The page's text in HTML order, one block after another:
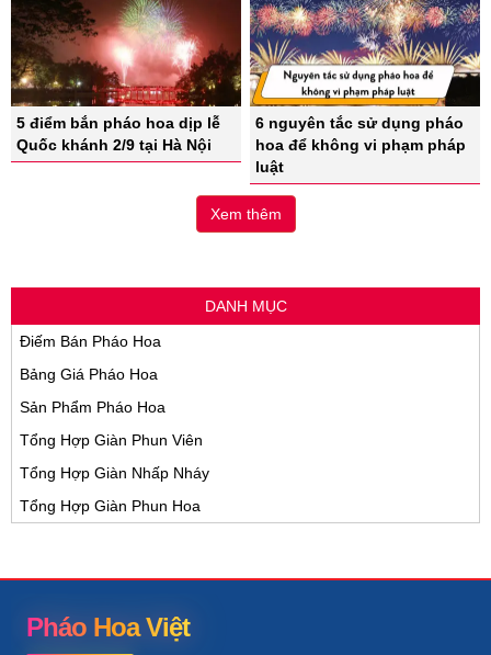
5 điểm bắn pháo hoa dịp lễ
Quốc khánh 2/9 tại Hà Nội
6 nguyên tắc sử dụng pháo
hoa để không vi phạm pháp
luật
Xem thêm
DANH MỤC
Điếm Bán Pháo Hoa
Bảng Giá Pháo Hoa
Sản Phẩm Pháo Hoa
Tổng Hợp Giàn Phun Viên
Tổng Hợp Giàn Nhấp Nháy
Tổng Hợp Giàn Phun Hoa
Pháo Hoa Việt